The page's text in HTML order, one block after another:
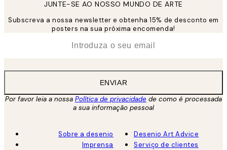
JUNTE-SE AO NOSSO MUNDO DE ARTE
Subscreva a nossa newsletter e obtenha 15% de desconto em
posters na sua próxima encomenda!
ENVIAR
Por favor leia a nossa Política de privacidade de como é processada
a sua informação pessoal
Sobre a desenio
Imprensa
Desenio Art Advice
Serviço de clientes